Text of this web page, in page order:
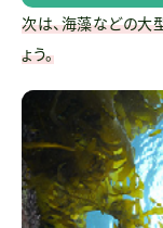
次は、海藻などの大
ょう。